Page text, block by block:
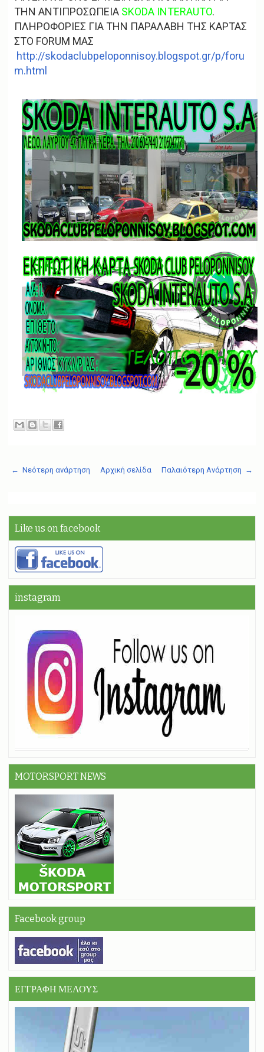
a
t
n
ΤΗΝ ΑΝΤΙΠΡΟΣΩΠΕΙΑ SKODA INTERAUTO.
ΠΛΗΡΟΦΟΡΙΕΣ ΓΙΑ ΤΗΝ ΠΑΡΑΛΑΒΗ ΤΗΣ ΚΑΡΤΑΣ
ΣΤΟ FORUM ΜΑΣ
http://skodaclubpeloponnisoy.blogspot.gr/p/foru
m.html
← Νεότερη ανάρτηση Παλαιότερη Ανάρτηση →
Αρχική σελίδα
Like us on facebook
instagram
MOTORSPORT NEWS
Facebook group
ΕΓΓΡΑΦΗ ΜΕΛΟΥΣ